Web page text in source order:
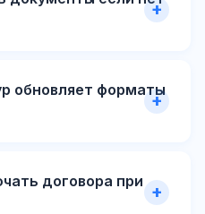
обновляет форматы
договора при